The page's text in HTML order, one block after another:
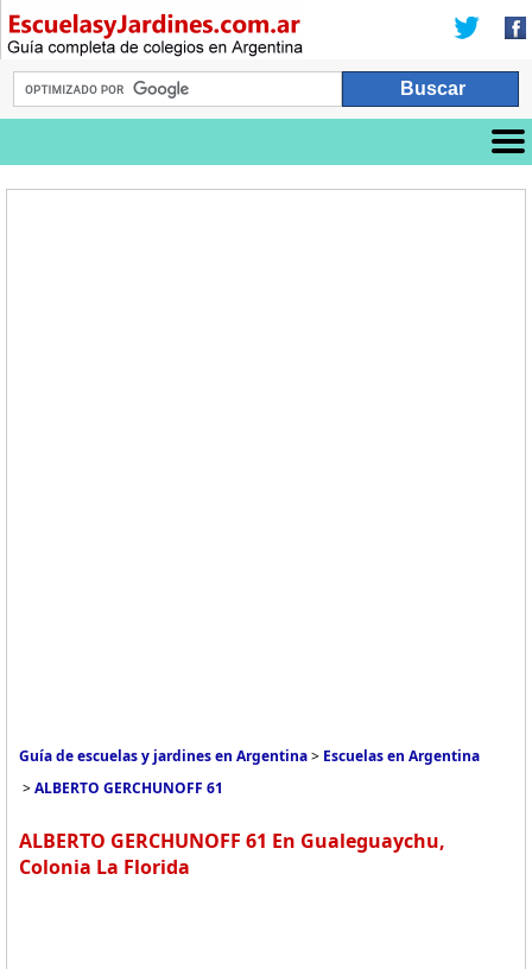
Guía de escuelas y jardines en Argentina> Escuelas en Argentina
>ALBERTO GERCHUNOFF 61
ALBERTO GERCHUNOFF 61 En Gualeguaychu,
Colonia La Florida